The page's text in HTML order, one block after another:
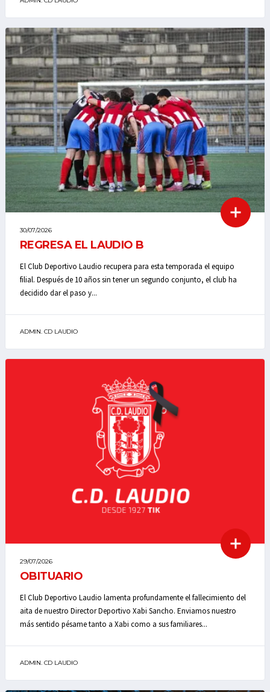
30/07/2026
REGRESA EL LAUDIO B
El Club Deportivo Laudio recupera para esta temporada el equipo
filial. Después de 10 años sin tener un segundo conjunto, el club ha
decidido dar el paso y...
ADMIN. CD LAUDIO
29/07/2026
OBITUARIO
El Club Deportivo Laudio lamenta profundamente el fallecimiento del
aita de nuestro Director Deportivo Xabi Sancho. Enviamos nuestro
más sentido pésame tanto a Xabi como a sus familiares...
ADMIN. CD LAUDIO